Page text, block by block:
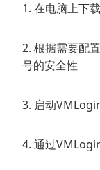
1. 在电脑上下
2. 根据需要配
号的安全性
3. 启动
4. 通过